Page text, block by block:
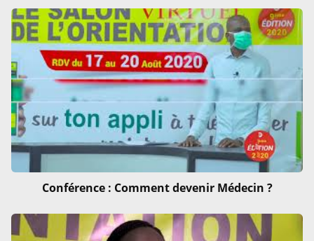
Conférence : Comment devenir Médecin ?